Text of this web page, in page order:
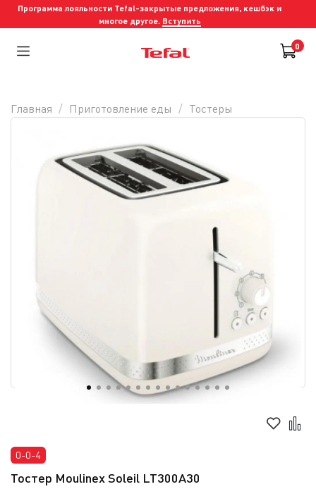
Программа лояльности Tefal-закрытые предложения, кешбэк и
многое другое. Вступить
0
0-0-4
Тостер Moulinex Soleil LT300A30
Главная Приготовление еды Тостеры